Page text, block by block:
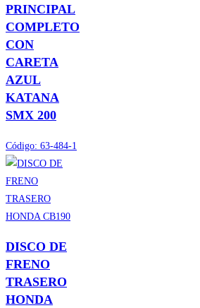
PRINCIPAL
COMPLETO
CON
CARETA
AZUL
KATANA
SMX 200
Código: 63-484-1
DISCO DE
FRENO
TRASERO
HONDA